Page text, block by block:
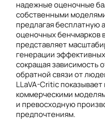
надежные оценочные
собственными
предлагая бесплатную
оценочных бенчмарков
представляет
генерации
сокращая зависимость
обратной связи от
LLaVA-Critic
коммерческими
и превосходную
предпочтениям.